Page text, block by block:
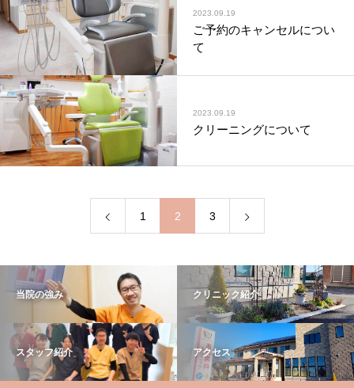
2023.09.19
ご予約のキャンセルについ
て
2023.09.19
クリーニングについて
1 2 3
当院の強み クリニック紹介
スタッフ紹介 アクセス